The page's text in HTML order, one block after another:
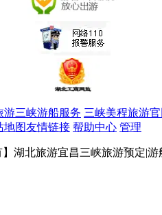
游三峡游船服务 三峡美程旅游
地图友情链接 帮助中心 管理
】湖北旅游宜昌三峡旅游预定|